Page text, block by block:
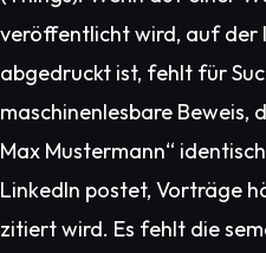
veröffentlicht wird, auf der
abgedruckt ist, fehlt für
maschinenlesbare Beweis,
Max Mustermann“
LinkedIn postet, Vorträge
zitiert wird. Es fehlt die